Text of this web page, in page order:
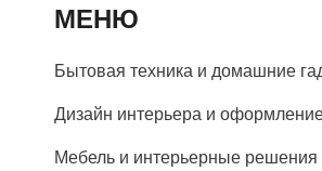
МЕНЮ
Бытовая техника и домашние
Дизайн интерьера и
Мебель и интерьерные решения